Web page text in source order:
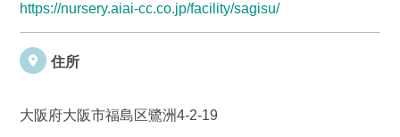
https://nursery.aiai-cc.co.jp/facility/sagisu/
住所
大阪府大阪市福島区鷺洲4-2-19